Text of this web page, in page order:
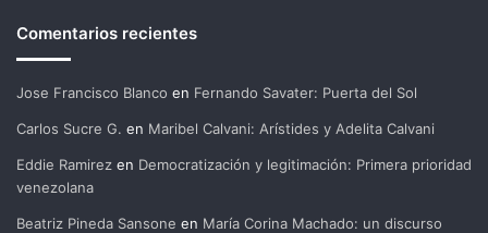
Comentarios recientes
Jose Francisco Blanco en Fernando Savater: Puerta del Sol
Carlos Sucre G. en Maribel Calvani: Arístides y Adelita Calvani
Eddie Ramirez en Democratización y legitimación: Primera prioridad
venezolana
Beatriz Pineda Sansone en María Corina Machado: un discurso